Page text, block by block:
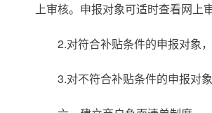
上审核。申报对象可适时查看网上
2.对符合补贴条件的申报对象
3.对不符合补贴条件的申报对